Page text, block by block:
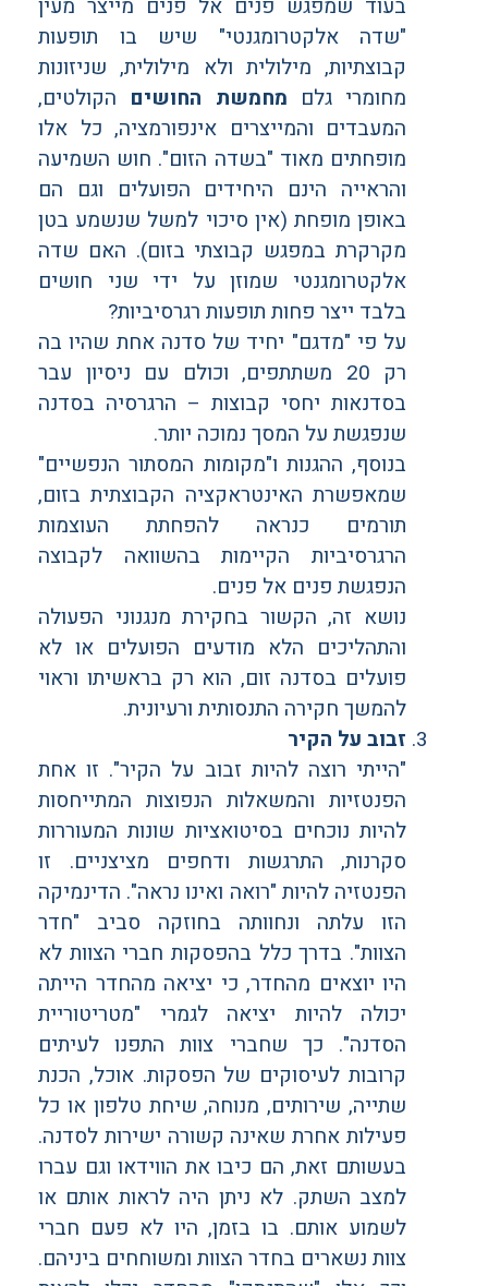
בעוד שמפגש פנים אל פנים מייצר מעין
"שדה אלקטרומגנטי" שיש בו תופעות
קבוצתיות, מילולית ולא מילולית, שניזונות
מחומרי גלם מחמשת החושים הקולטים,
המעבדים והמייצרים אינפורמציה, כל אלו
מופחתים מאוד "בשדה הזום". חוש השמיעה
והראייה הינם היחידים הפועלים וגם הם
באופן מופחת (אין סיכוי למשל שנשמע בטן
מקרקרת במפגש קבוצתי בזום). האם שדה
אלקטרומגנטי שמוזן על ידי שני חושים
בלבד ייצר פחות תופעות רגרסיביות?
על פי "מדגם" יחיד של סדנה אחת שהיו בה
רק 20 משתתפים, וכולם עם ניסיון עבר
בסדנאות יחסי קבוצות – הרגרסיה בסדנה
שנפגשת על המסך נמוכה יותר.
בנוסף, ההגנות ו"מקומות המסתור הנפשיים"
שמאפשרת האינטראקציה הקבוצתית בזום,
תורמים כנראה להפחתת העוצמות
הרגרסיביות הקיימות בהשוואה לקבוצה
הנפגשת פנים אל פנים.
נושא זה, הקשור בחקירת מנגנוני הפעולה
והתהליכים הלא מודעים הפועלים או לא
פועלים בסדנה זום, הוא רק בראשיתו וראוי
להמשך חקירה התנסותית ורעיונית.
זבוב על הקיר
"הייתי רוצה להיות זבוב על הקיר". זו אחת
הפנטזיות והמשאלות הנפוצות המתייחסות
להיות נוכחים בסיטואציות שונות המעוררות
סקרנות, התרגשות ודחפים מציצניים. זו
הפנטזיה להיות "רואה ואינו נראה". הדינמיקה
הזו עלתה ונחוותה בחוזקה סביב "חדר
הצוות". בדרך כלל בהפסקות חברי הצוות לא
היו יוצאים מהחדר, כי יציאה מהחדר הייתה
יכולה להיות יציאה לגמרי "מטריטוריית
הסדנה". כך שחברי צוות התפנו לעיתים
קרובות לעיסוקים של הפסקות. אוכל, הכנת
שתייה, שירותים, מנוחה, שיחת טלפון או כל
פעילות אחרת שאינה קשורה ישירות לסדנה.
בעשותם זאת, הם כיבו את הווידאו וגם עברו
למצב השתק. לא ניתן היה לראות אותם או
לשמוע אותם. בו בזמן, היו לא פעם חברי
צוות נשארים בחדר הצוות ומשוחחים ביניהם.